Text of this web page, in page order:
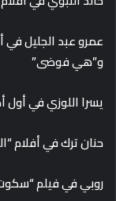
عمرو عبد الجليل في
و”هي فوضى”
يسرا اللوزي في أول
حنان ترك في أفلام
روبي في فيلم